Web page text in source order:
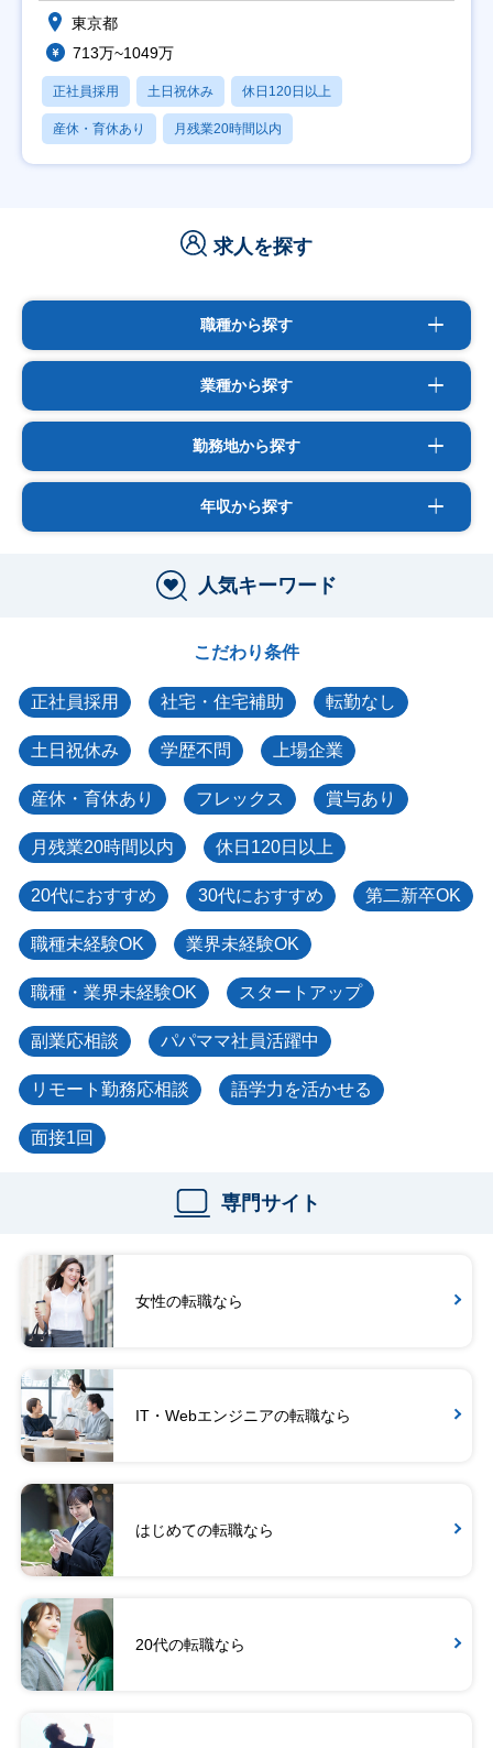
東京都
713万~1049万
正社員採用 土日祝休み 休日120日以上
産休・育休あり 月残業20時間以内
求人を探す
職種から探す
業種から探す
勤務地から探す
年収から探す
人気キーワード
こだわり条件
正社員採用 社宅・住宅補助 転勤なし
土日祝休み 学歴不問 上場企業
産休・育休あり フレックス 賞与あり
月残業20時間以内 休日120日以上
20代におすすめ 30代におすすめ 第二新卒OK
職種未経験OK 業界未経験OK
職種・業界未経験OK スタートアップ
副業応相談 パパママ社員活躍中
リモート勤務応相談 語学力を活かせる
面接1回
専門サイト
女性の転職なら
IT・Webエンジニアの転職なら
はじめての転職なら
20代の転職なら